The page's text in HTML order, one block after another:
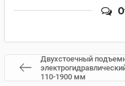
Двухстоечный
110-1900 мм